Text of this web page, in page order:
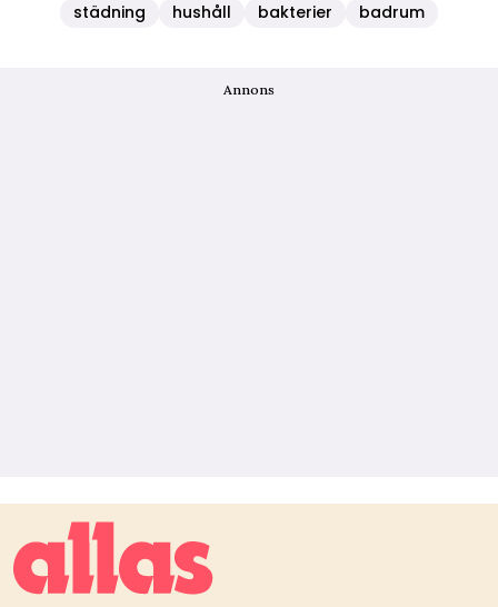
städning hushåll bakterier badrum
Annons